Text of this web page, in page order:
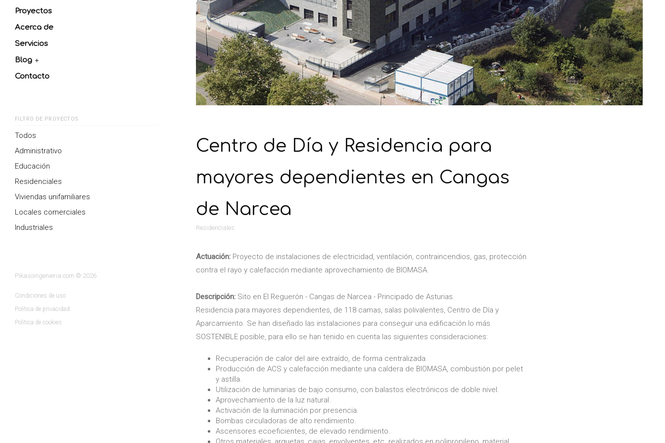
Proyectos
Acerca de
Servicios
Blog
Contacto
FILTRO DE PROYECTOS
Todos
Administrativo
Educación
Residenciales
Viviendas unifamiliares
Locales comerciales
Industriales
Pikasoingenieria.com © 2026
Condiciones de uso
Politica de privacidad
Politica de cookies
Centro de Día y Residencia para
mayores dependientes en Cangas
de Narcea
Residenciales
Actuación: Proyecto de instalaciones de electricidad, ventilación, contraincendios, gas, protección
contra el rayo y calefacción mediante aprovechamiento de BIOMASA.
Descripción: Sito en El Reguerón - Cangas de Narcea - Principado de Asturias.
Residencia para mayores dependientes, de 118 camas, salas polivalentes, Centro de Día y
Aparcamiento. Se han diseñado las instalaciones para conseguir una edificación lo más
SOSTENIBLE posible, para ello se han tenido en cuenta las siguientes consideraciones:
Recuperación de calor del aire extraído, de forma centralizada.
Producción de ACS y calefacción mediante una caldera de BIOMASA, combustión por pelet
y astilla.
Utilización de luminarias de bajo consumo, con balastos electrónicos de doble nivel.
Aprovechamiento de la luz natural.
Activación de la iluminación por presencia.
Bombas circuladoras de alto rendimiento.
Ascensores ecoeficientes, de elevado rendimiento.